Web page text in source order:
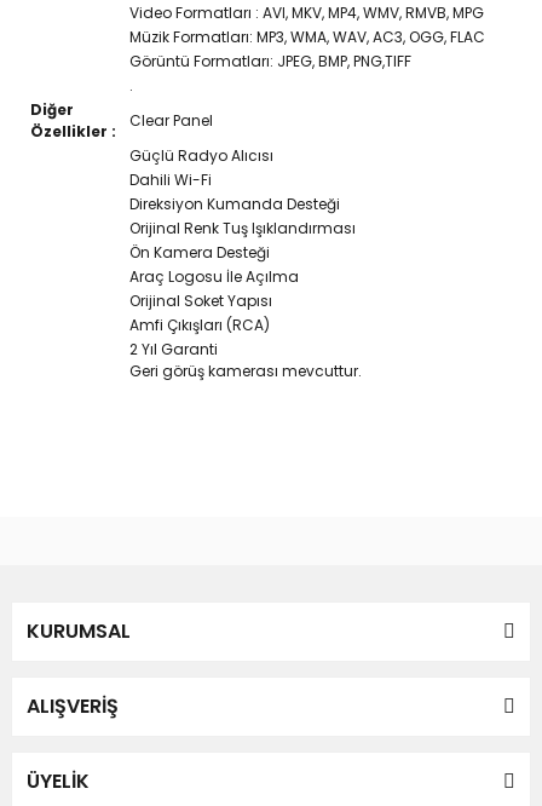
Video Formatları : AVI, MKV, MP4, WMV, RMVB, MPG
Müzik Formatları: MP3, WMA, WAV, AC3, OGG, FLAC
Görüntü Formatları: JPEG, BMP, PNG,TIFF
.
Diğer
Özellikler :
Clear Panel
Güçlü Radyo Alıcısı
Dahili Wi-Fi
Direksiyon Kumanda Desteği
Orijinal Renk Tuş Işıklandırması
Ön Kamera Desteği
Araç Logosu İle Açılma
Orijinal Soket Yapısı
Amfi Çıkışları (RCA)
2 Yıl Garanti
Geri görüş kamerası mevcuttur.
Ürün resmi kalitesiz, bozuk veya görüntülenemiyor.
Ürün bilgilerinde hatalar bulunuyor.
Bu ürüne benzer farklı alternatifler olmalı.
KURUMSAL
ALIŞVERİŞ
ÜYELİK